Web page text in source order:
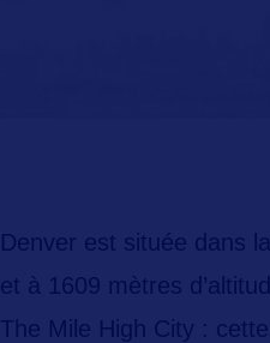
Denver est située dans
et à 1609 mètres
The Mile High City :